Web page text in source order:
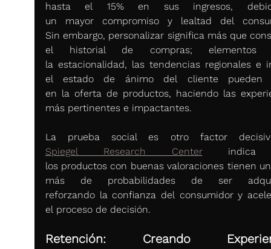
hasta el 15% en sus ingresos,
un mayor compromiso y lealtad del
Sin embargo, personalizar significa más que
el historial de compras; elementos
la estacionalidad, las tendencias regionales e
el estado de ánimo del cliente pueden
en la oferta de productos, haciendo las
más pertinentes e impactantes.
Spiegel Research Center indica
los productos con buenas valoraciones tienen
más de probabilidades de ser
reforzando la confianza del consumidor y
el proceso de decisión.
Retención: Creando